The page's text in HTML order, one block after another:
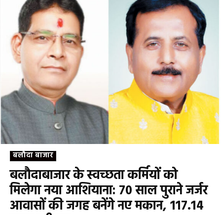
बलौदा बाजार
बलौदाबाजार के स्वच्छता कर्मियों को
मिलेगा नया आशियाना: 70 साल पुराने जर्जर
आवासों की जगह बनेंगे नए मकान, ₹117.14